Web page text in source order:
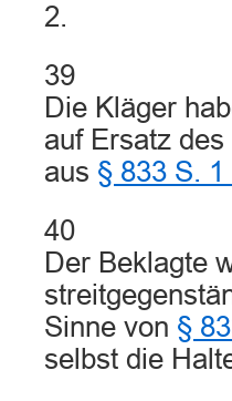
2.
39
Die Kläger
auf Ersatz
aus § 833 S. 1
40
Der Beklagte
Sinne von §
selbst die